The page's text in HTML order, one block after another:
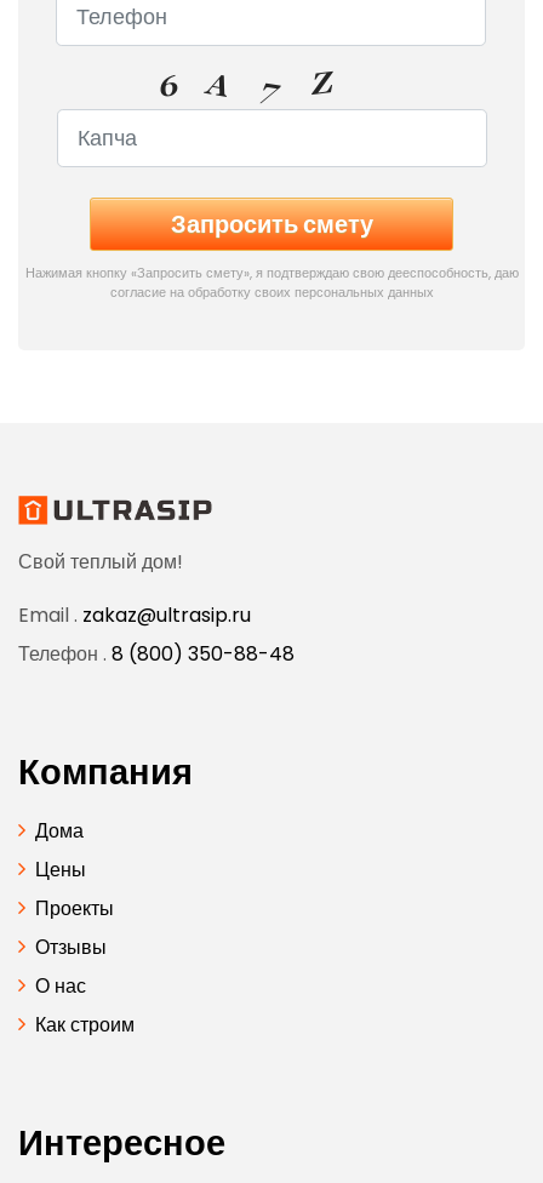
Нажимая кнопку «Запросить смету», я подтверждаю свою дееспособность, даю
согласие на обработку своих персональных данных
Свой теплый дом!
Email . zakaz@ultrasip.ru
Телефон . 8 (800) 350-88-48
Компания
Дома
Цены
Проекты
Отзывы
О нас
Как строим
Интересное